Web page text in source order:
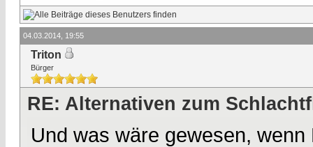
04.03.2014, 19:55
Triton
Bürger
RE: Alternativen zum
Und was wäre gewesen,